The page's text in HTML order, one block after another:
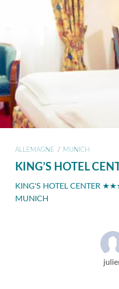
ALLEMAGNE / MUNICH
KING’S HOTEL
KING'S HOTEL CENTER
MUNICH